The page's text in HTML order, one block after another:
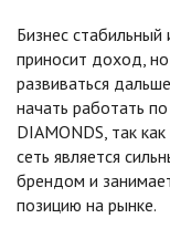
Бизнес стабильный
приносит доход,
развиваться
начать работать
DIAMONDS, так
сеть является
брендом и
позицию на рынке.